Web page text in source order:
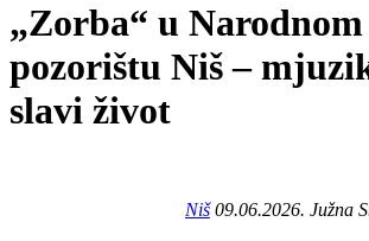
„Zorba“ u Narodnom
pozorištu Niš –
slavi život
Niš09.06.2026. Južna